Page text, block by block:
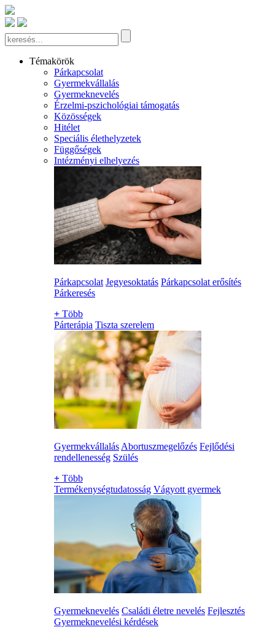
Témakörök
Párkapcsolat
Gyermekvállalás
Gyermeknevelés
Érzelmi-pszichológiai támogatás
Közösségek
Hitélet
Speciális élethelyzetek
Függőségek
Intézményi elhelyezés
Párkapcsolat Jegyesoktatás Párkapcsolat erősítés
Párkeresés
+ Több
Párterápia Tiszta szerelem
Gyermekvállalás Abortuszmegelőzés Fejlődési
rendellenesség Szülés
+ Több
Termékenységtudatosság Vágyott gyermek
Gyermeknevelés Családi életre nevelés Fejlesztés
Gyermeknevelési kérdések